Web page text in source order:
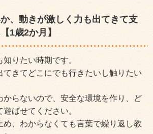
、動きが激しく力も出てきて支
1歳2か月】
りたい時期です。
てきてどこにでも行きたいし触りたい
からないので、安全な環境を作り、ど
ばせてください。
め、わからなくても言葉で繰り返し教